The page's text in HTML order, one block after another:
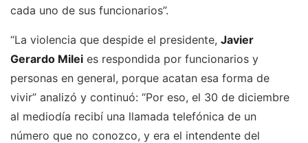
cada uno de sus funcionarios”.
“La violencia que despide el presidente, Javier
Gerardo Milei es respondida por funcionarios y
personas en general, porque acatan esa forma de
vivir” analizó y continuó: “Por eso, el 30 de diciembre
al mediodía recibí una llamada telefónica de un
número que no conozco, y era el intendente del